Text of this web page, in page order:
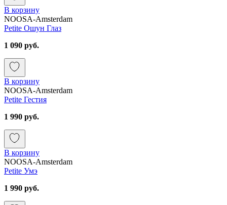
В корзину
NOOSA-Amsterdam
Petite Ошун Глаз
1 090 руб.
В корзину
NOOSA-Amsterdam
Petite Гестия
1 990 руб.
В корзину
NOOSA-Amsterdam
Petite Умэ
1 990 руб.